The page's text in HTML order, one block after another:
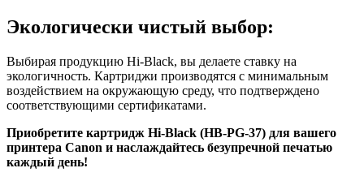
Экологически чистый выбор:
Выбирая продукцию Hi-Black, вы делаете ставку на
экологичность. Картриджи производятся с минимальным
воздействием на окружающую среду, что подтверждено
соответствующими сертификатами.
Приобретите картридж Hi-Black (HB-PG-37) для вашего
принтера Canon и наслаждайтесь безупречной печатью
каждый день!